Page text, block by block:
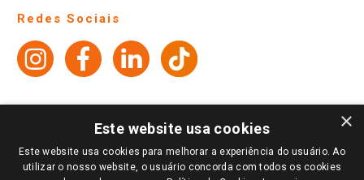
Notícias
Perguntas frequentes
Trabalhe Conosco
Redes Sociais
Pagamento e Segurança
×
Este website usa cookies
Este website usa cookies para melhorar a experiência do usuário. Ao
utilizar o nosso website, o usuário concorda com todos os cookies